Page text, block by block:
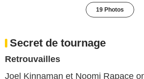
19 Photos
Secret de tournage
Retrouvailles
Joel Kinnaman et Noomi Rapace